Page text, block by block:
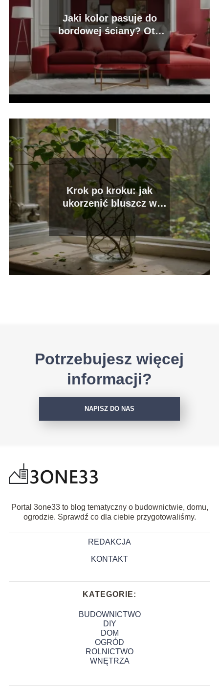
Jaki kolor pasuje do
bordowej ściany? Oto
najlepsze zestawienia!
Krok po kroku: jak
ukorzenić bluszcz w
wodzie
Potrzebujesz więcej
informacji?
NAPISZ DO NAS
Portal 3one33 to blog tematyczny o budownictwie, domu,
ogrodzie. Sprawdź co dla ciebie przygotowaliśmy.
REDAKCJA
KONTAKT
KATEGORIE:
BUDOWNICTWO
DIY
DOM
OGRÓD
ROLNICTWO
WNĘTRZA